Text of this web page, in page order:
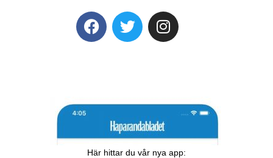
Här hittar du vår nya app: